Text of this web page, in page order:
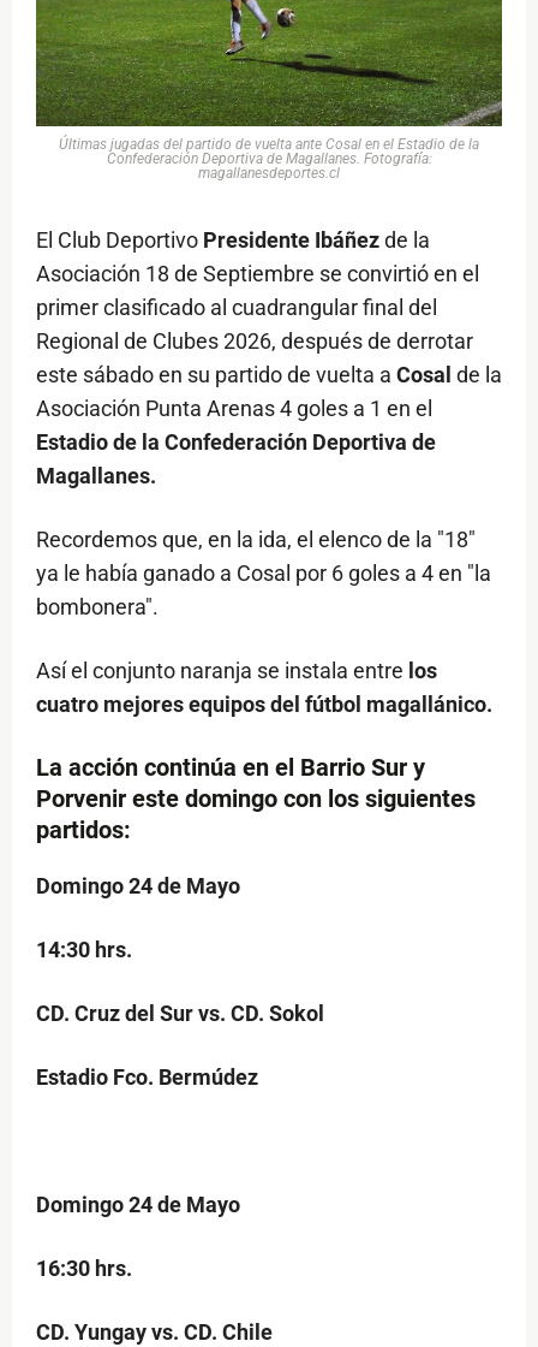
Últimas jugadas del partido de vuelta ante Cosal en el Estadio de la
Confederación Deportiva de Magallanes. Fotografía:
magallanesdeportes.cl
El Club Deportivo Presidente Ibáñezde la
Asociación 18 de Septiembre se convirtió en el
primer clasificado al cuadrangular final del
Regional de Clubes 2026, después de derrotar
este sábado en su partido de vuelta a Cosal de la
Asociación Punta Arenas 4 goles a 1 en el
Estadio de la Confederación Deportiva de
Magallanes.
Recordemos que, en la ida, el elenco de la "18"
ya le había ganado a Cosal por 6 goles a 4 en "la
bombonera".
Así el conjunto naranja se instala entre los
cuatro mejores equipos del fútbol magallánico.
La acción continúa en el Barrio Sur y
Porvenir este domingo con los siguientes
partidos:
Domingo 24 de Mayo
14:30 hrs.
CD. Cruz del Sur vs. CD. Sokol
Estadio Fco. Bermúdez
Domingo 24 de Mayo
16:30 hrs.
CD. Yungay vs. CD. Chile